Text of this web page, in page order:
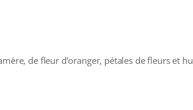
de fleur d’oranger, pétales de fleurs et